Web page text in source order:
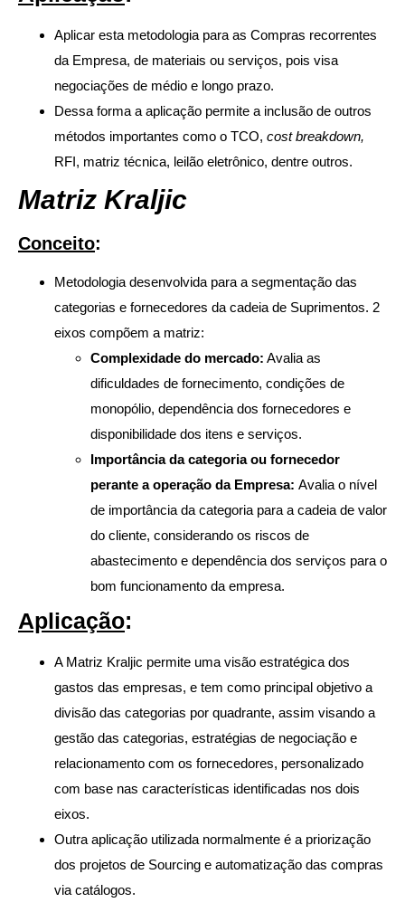
Aplicar esta metodologia para as Compras recorrentes
da Empresa, de materiais ou serviços, pois visa
negociações de médio e longo prazo.
Dessa forma a aplicação permite a inclusão de outros
métodos importantes como o TCO, cost breakdown,
RFI, matriz técnica, leilão eletrônico, dentre outros.
Matriz Kraljic
Conceito:
Metodologia desenvolvida para a segmentação das
categorias e fornecedores da cadeia de Suprimentos. 2
eixos compõem a matriz:
Complexidade do mercado: Avalia as
dificuldades de fornecimento, condições de
monopólio, dependência dos fornecedores e
disponibilidade dos itens e serviços.
Importância da categoria ou fornecedor
perante a operação da Empresa: Avalia o nível
de importância da categoria para a cadeia de valor
do cliente, considerando os riscos de
abastecimento e dependência dos serviços para o
bom funcionamento da empresa.
Aplicação:
A Matriz Kraljic permite uma visão estratégica dos
gastos das empresas, e tem como principal objetivo a
divisão das categorias por quadrante, assim visando a
gestão das categorias, estratégias de negociação e
relacionamento com os fornecedores, personalizado
com base nas características identificadas nos dois
eixos.
Outra aplicação utilizada normalmente é a priorização
dos projetos de Sourcing e automatização das compras
via catálogos.